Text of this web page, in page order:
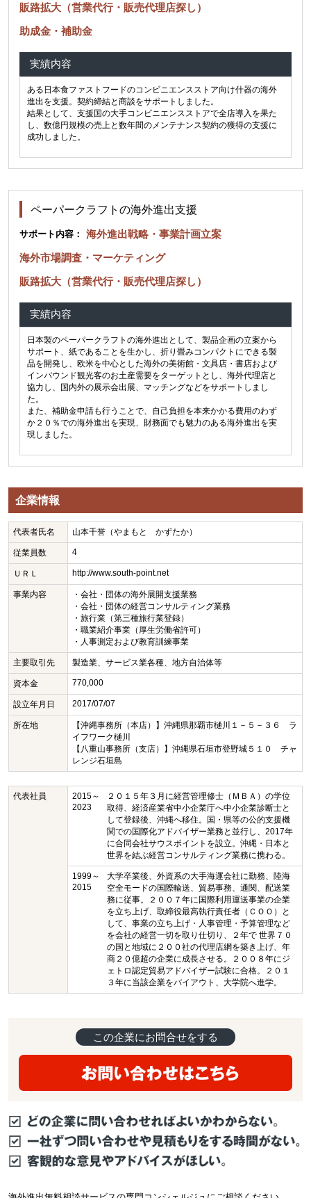
販路拡大（営業代行・販売代理店探し）
助成金・補助金
実績内容
ある日本食ファストフードのコンビニエンスストア向け什器の海外
進出を支援。契約締結と商談をサポートしました。
結果として、支援国の大手コンビニエンスストアで全店導入を果た
し、数億円規模の売上と数年間のメンテナンス契約の獲得の支援に
成功しました。
ペーパークラフトの海外進出支援
サポート内容：
海外進出戦略・事業計画立案
海外市場調査・マーケティング
販路拡大（営業代行・販売代理店探し）
実績内容
日本製のペーパークラフトの海外進出として、製品企画の立案から
サポート、紙であることを生かし、折り畳みコンパクトにできる製
品を開発し、欧米を中心とした海外の美術館・文具店・書店および
インバウンド観光客のお土産需要をターゲットとし、海外代理店と
協力し、国内外の展示会出展、マッチングなどをサポートしまし
た。
また、補助金申請も行うことで、自己負担を本来かかる費用のわず
か２０％での海外進出を実現、財務面でも魅力のある海外進出を実
現しました。
企業情報
代表者氏名 山本千誉（やまもと かずたか）
従業員数 4
ＵＲＬ http://www.south-point.net
事業内容
・会社・団体の海外展開支援業務
・会社・団体の経営コンサルティング業務
・旅行業（第三種旅行業登録）
・職業紹介事業（厚生労働省許可）
・人事測定および教育訓練事業
主要取引先 製造業、サービス業各種、地方自治体等
資本金 770,000
設立年月日 2017/07/07
所在地
【沖縄事務所（本店）】沖縄県那覇市樋川１－５－３６ ラ
イフワーク樋川
【八重山事務所（支店）】沖縄県石垣市登野城５１０ チャ
レンジ石垣島
代表社員
2015～
2023
２０１５年３月に経営管理修士（ＭＢＡ）の学位
取得、経済産業省中小企業庁へ中小企業診断士と
して登録後、沖縄へ移住。国・県等の公的支援機
関での国際化アドバイザー業務と並行し、2017年
に合同会社サウスポイントを設立。沖縄・日本と
世界を結ぶ経営コンサルティング業務に携わる。
1999～
2015
大学卒業後、外資系の大手海運会社に勤務、陸海
空全モードの国際輸送、貿易事務、通関、配送業
務に従事。２００７年に国際利用運送事業の企業
を立ち上げ、取締役最高執行責任者（ＣＯＯ）と
して、事業の立ち上げ・人事管理・予算管理など
を会社の経営一切を取り仕切り、２年で 世界７０
の国と地域に２００社の代理店網を築き上げ、年
商２０億超の企業に成長させる。２００８年にジ
ェトロ認定貿易アドバイザー試験に合格。２０１
３年に当該企業をバイアウト、大学院へ進学。
この企業にお問合せをする